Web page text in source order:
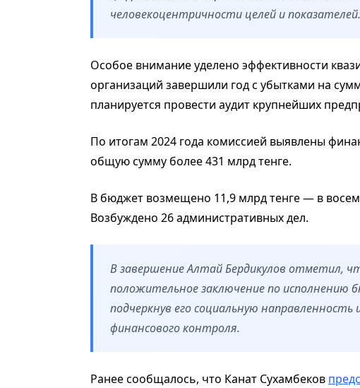
человекоцентричности целей и показателей.
Особое внимание уделено эффективности
организаций завершили год с убытками на
планируется провести аудит крупнейших
По итогам 2024 года комиссией выявлены
общую сумму более 431 млрд тенге.
В бюджет возмещено 11,9 млрд тенге — в
Возбуждено 26 административных дел.
В завершение Алтай Бердикулов отметил,
положительное заключение по исполнению
подчеркнув его социальную
финансового контроля.
Ранее сообщалось, что Канат Сухамбеков